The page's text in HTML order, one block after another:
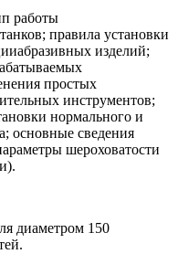
работы
правила установки
изделий;
простых
инструментов;
нормального и
основные сведения
шероховатости
диаметром 150